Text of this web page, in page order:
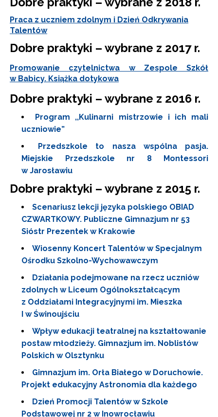
Praca z uczniem zdolnym i Dzień Odkrywania
Talentów
Dobre praktyki – wybrane z 2017 r.
Promowanie czytelnictwa w Zespole Szkół
w Babicy. Książka dotykowa
Dobre praktyki – wybrane z 2016 r.
Program ,,Kulinarni mistrzowie i ich mali
uczniowie”
Przedszkole to nasza wspólna pasja.
Miejskie Przedszkole nr 8 Montessori
w Jarosławiu
Dobre praktyki – wybrane z 2015 r.
Scenariusz lekcji języka polskiego OBIAD
CZWARTKOWY. Publiczne Gimnazjum nr 53
Sióstr Prezentek w Krakowie
Wiosenny Koncert Talentów w Specjalnym
Ośrodku Szkolno-Wychowawczym
Działania podejmowane na rzecz uczniów
zdolnych w Liceum Ogólnokształcącym
z Oddziałami Integracyjnymi im. Mieszka
I w Świnoujściu
Wpływ edukacji teatralnej na kształtowanie
postaw młodzieży. Gimnazjum im. Noblistów
Polskich w Olsztynku
Gimnazjum im. Orła Białego w Doruchowie.
Projekt edukacyjny Astronomia dla każdego
Dzień Promocji Talentów w Szkole
Podstawowej nr 2 w Inowrocławiu